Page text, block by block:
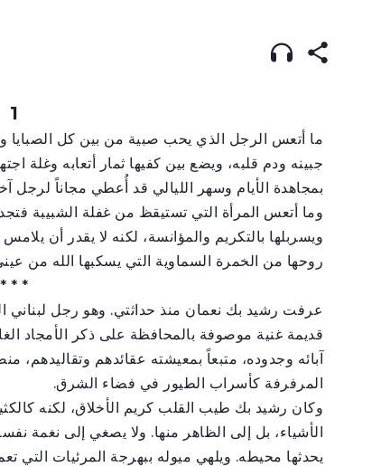
1
ما أتعس الرجل الذي يحب صبية من بين كل الصبايا
جبينه ودم قلبه، ويضع بين كفيها ثمار أتعابه وغلة
بمجاهدة الأيام وسهر الليالي قد أُعطي مجاناً لرجل
وما أتعس المرأة التي تستيقظ من غفلة الشبيبة
ويسربلها بالتكريم والمؤانسة، لكنه لا يقدر أن
روحها من الخمرة السماوية التي يسكبها الله من
* * *
عرفت رشيد بك نعمان منذ حداثتي. وهو رجل لبناني
قديمة غنية موصوفة بالمحافظة على ذكر الأمجاد
آبائه وجدوده، متبعاً بمعيشته عقائدهم وتقاليدهم،
المرفرفة كأسراب الطيور في فضاء الشرق.
وكان رشيد بك طيب القلب كريم الأخلاق، لكنه
الأشياء، بل إلى الظاهر منها. ولا يصغي إلى نغمة
يحدثها محيطه. ويلهي ميوله ببهرجة المرئيات